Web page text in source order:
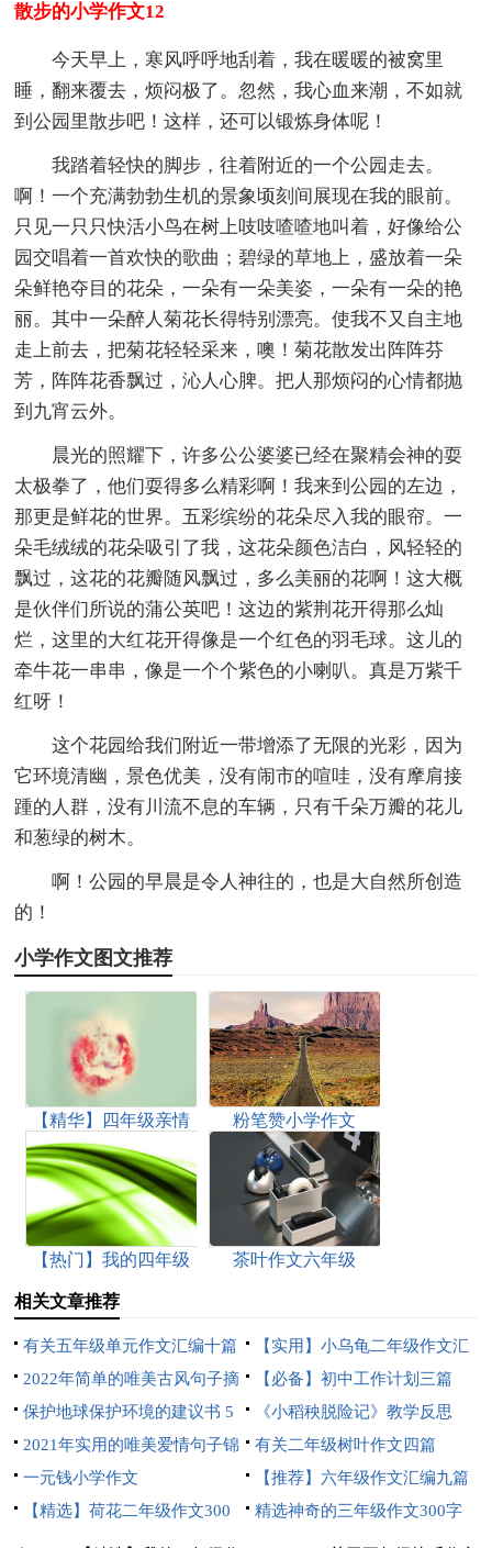
散步的小学作文12
今天早上，寒风呼呼地刮着，我在暖暖的被窝里
睡，翻来覆去，烦闷极了。忽然，我心血来潮，不如就
到公园里散步吧！这样，还可以锻炼身体呢！
我踏着轻快的脚步，往着附近的一个公园走去。
啊！一个充满勃勃生机的景象顷刻间展现在我的眼前。
只见一只只快活小鸟在树上吱吱喳喳地叫着，好像给公
园交唱着一首欢快的歌曲；碧绿的草地上，盛放着一朵
朵鲜艳夺目的花朵，一朵有一朵美姿，一朵有一朵的艳
丽。其中一朵醉人菊花长得特别漂亮。使我不又自主地
走上前去，把菊花轻轻采来，噢！菊花散发出阵阵芬
芳，阵阵花香飘过，沁人心脾。把人那烦闷的心情都抛
到九宵云外。
晨光的照耀下，许多公公婆婆已经在聚精会神的耍
太极拳了，他们耍得多么精彩啊！我来到公园的左边，
那更是鲜花的世界。五彩缤纷的花朵尽入我的眼帘。一
朵毛绒绒的花朵吸引了我，这花朵颜色洁白，风轻轻的
飘过，这花的花瓣随风飘过，多么美丽的花啊！这大概
是伙伴们所说的蒲公英吧！这边的紫荆花开得那么灿
烂，这里的大红花开得像是一个红色的羽毛球。这儿的
牵牛花一串串，像是一个个紫色的小喇叭。真是万紫千
红呀！
这个花园给我们附近一带增添了无限的光彩，因为
它环境清幽，景色优美，没有闹市的喧哇，没有摩肩接
踵的人群，没有川流不息的车辆，只有千朵万瓣的花儿
和葱绿的树木。
啊！公园的早晨是令人神往的，也是大自然所创造
的！
小学作文图文推荐
【精华】四年级亲情
作文锦集5篇
粉笔赞小学作文
【热门】我的四年级
作文汇总十篇
茶叶作文六年级
相关文章推荐
有关五年级单元作文汇编十篇
【实用】小乌龟二年级作文汇
总8篇
2022年简单的唯美古风句子摘
录48句
【必备】初中工作计划三篇
保护地球保护环境的建议书 5
篇
《小稻秧脱险记》教学反思
2021年实用的唯美爱情句子锦
集99条
有关二年级树叶作文四篇
一元钱小学作文
【推荐】六年级作文汇编九篇
【精选】荷花二年级作文300
字四篇
精选神奇的三年级作文300字